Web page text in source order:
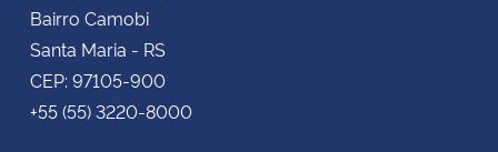
Bairro Camobi
Santa Maria - RS
CEP: 97105-900
+55 (55) 3220-8000